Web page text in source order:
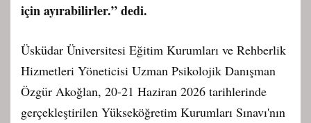
için ayırabilirler.” dedi.
Üsküdar Üniversitesi Eğitim Kurumları ve Rehberlik
Hizmetleri Yöneticisi Uzman Psikolojik Danışman
Özgür Akoğlan, 20-21 Haziran 2026 tarihlerinde
gerçekleştirilen Yükseköğretim Kurumları Sınavı'nın